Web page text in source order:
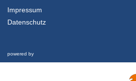
Impressum
Datenschutz
powered by